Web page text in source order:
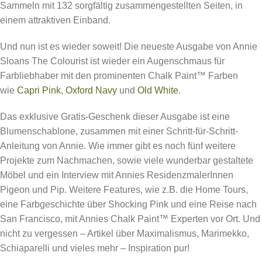
Sammeln mit 132 sorgfältig zusammengestellten Seiten, in
einem attraktiven Einband.
Und nun ist es wieder soweit! Die neueste Ausgabe von Annie
Sloans The Colourist ist wieder ein Augenschmaus für
Farbliebhaber mit den prominenten Chalk Paint™ Farben
wie Capri Pink, Oxford Navy und Old White.
Das exklusive Gratis-Geschenk dieser Ausgabe ist eine
Blumenschablone, zusammen mit einer Schritt-für-Schritt-
Anleitung von Annie. Wie immer gibt es noch fünf weitere
Projekte zum Nachmachen, sowie viele wunderbar gestaltete
Möbel und ein Interview mit Annies ResidenzmalerInnen
Pigeon und Pip. Weitere Features, wie z.B. die Home Tours,
eine Farbgeschichte über Shocking Pink und eine Reise nach
San Francisco, mit Annies Chalk Paint™ Experten vor Ort. Und
nicht zu vergessen – Artikel über Maximalismus, Marimekko,
Schiaparelli und vieles mehr – Inspiration pur!